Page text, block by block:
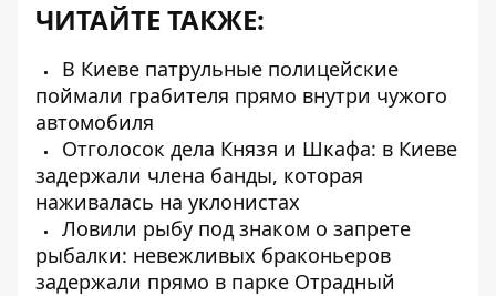
ЧИТАЙТЕ ТАКЖЕ:
В Киеве патрульные полицейские
поймали грабителя прямо внутри чужого
автомобиля
Отголосок дела Князя и Шкафа: в Киеве
задержали члена банды, которая
наживалась на уклонистах
Ловили рыбу под знаком о запрете
рыбалки: невежливых браконьеров
задержали прямо в парке Отрадный